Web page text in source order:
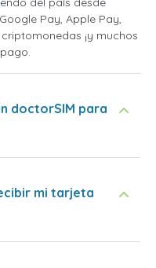
Pay, Apple Pay,
¡y muchos
doctorSIM para
mi tarjeta